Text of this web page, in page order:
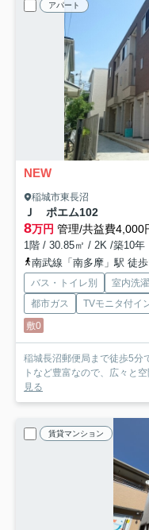
アパート
NEW
稲城市東長沼
Ｊ ポエム102
8万円 管理/共益費4,000
1階 / 30.85㎡ / 2K /築10年
南武線「南多摩」駅 徒
バス・トイレ別 室内洗
都市ガス
TVモニタ付イ
敷0
稲城長沼郵便局まで徒歩5分
トなど豊富なので、広々と
見る
賃貸マンション